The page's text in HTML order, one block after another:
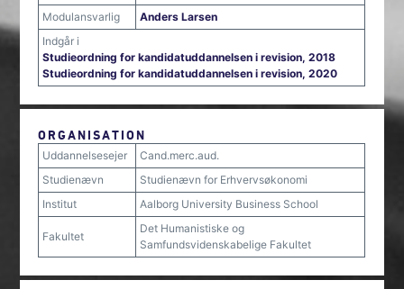
Modulansvarlig
Anders Larsen
Indgår i
Studieordning for kandidatuddannelsen i revision, 2018
Studieordning for kandidatuddannelsen i revision, 2020
ORGANISATION
Uddannelsesejer
Cand.merc.aud.
Studienævn
Studienævn for Erhvervsøkonomi
Institut
Aalborg University Business School
Fakultet
Det Humanistiske og
Samfundsvidenskabelige Fakultet